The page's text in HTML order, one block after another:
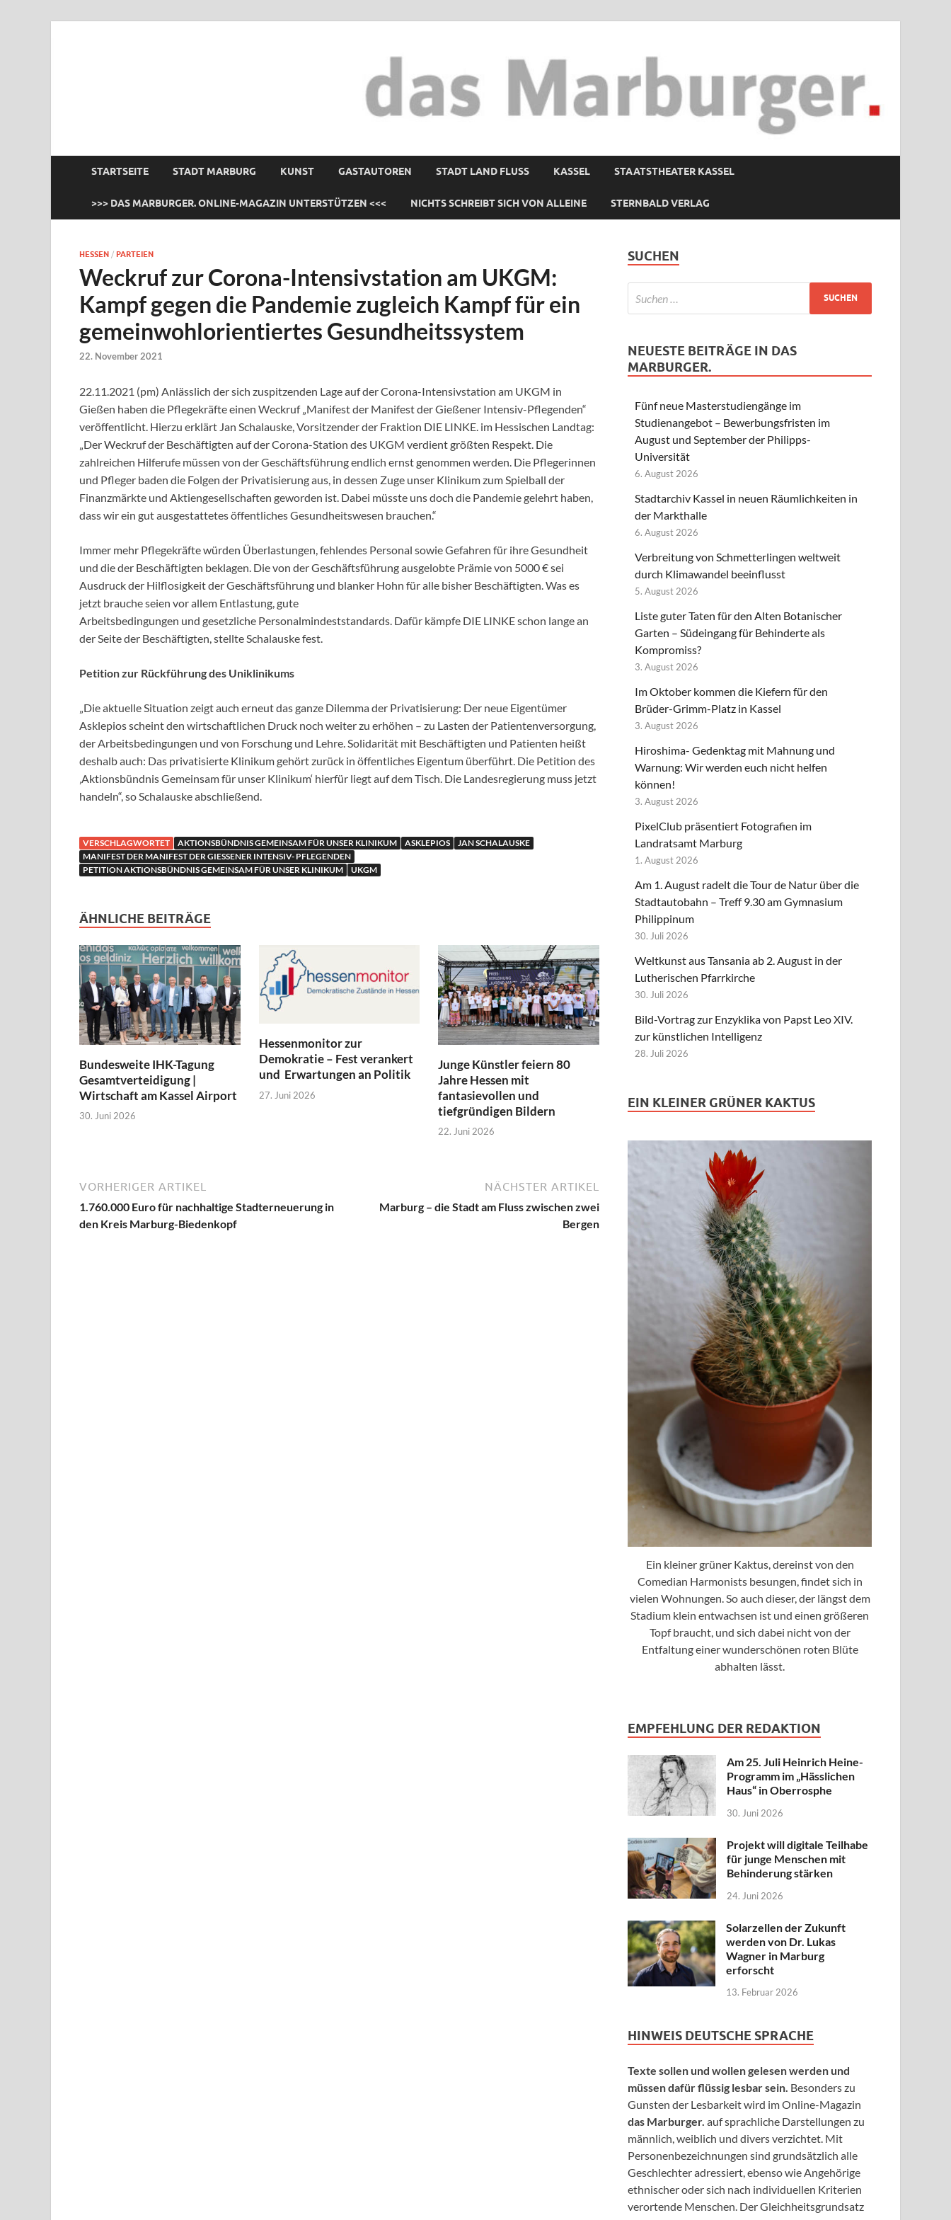
STARTSEITE STADT MARBURG KUNST GASTAUTOREN STADT LAND FLUSS KASSEL STAATSTHEATER KASSEL
>>> DAS MARBURGER. ONLINE-MAGAZIN UNTERSTÜTZEN <<< NICHTS SCHREIBT SICH VON ALLEINE STERNBALD VERLAG
HESSEN / PARTEIEN
Weckruf zur Corona-Intensivstation am UKGM:
Kampf gegen die Pandemie zugleich Kampf für ein
gemeinwohlorientiertes Gesundheitssystem
22. November 2021
22.11.2021 (pm) Anlässlich der sich zuspitzenden Lage auf der Corona-Intensivstation am UKGM in
Gießen haben die Pflegekräfte einen Weckruf „Manifest der Manifest der Gießener Intensiv-Pflegenden“
veröffentlicht. Hierzu erklärt Jan Schalauske, Vorsitzender der Fraktion DIE LINKE. im Hessischen Landtag:
„Der Weckruf der Beschäftigten auf der Corona-Station des UKGM verdient größten Respekt. Die
zahlreichen Hilferufe müssen von der Geschäftsführung endlich ernst genommen werden. Die Pflegerinnen
und Pfleger baden die Folgen der Privatisierung aus, in dessen Zuge unser Klinikum zum Spielball der
Finanzmärkte und Aktiengesellschaften geworden ist. Dabei müsste uns doch die Pandemie gelehrt haben,
dass wir ein gut ausgestattetes öffentlichesGesundheitswesen brauchen.“
Immer mehr Pflegekräftewürden Überlastungen, fehlendes Personal sowieGefahren für ihre Gesundheit
und die der Beschäftigten beklagen. Die von der Geschäftsführung ausgelobte Prämievon 5000 € sei
Ausdruck der Hilflosigkeit der Geschäftsführung und blanker Hohn für alle bisher Beschäftigten. Was es
jetzt brauche seien vor allem Entlastung, gute
Arbeitsbedingungen und gesetzliche Personalmindeststandards. Dafür kämpfe DIE LINKEschon lange an
der Seite der Beschäftigten, stellte Schalauske fest.
Petition zur Rückführung des Uniklinikums
„Die aktuelle Situation zeigt auch erneut das ganze Dilemma der Privatisierung: Der neue Eigentümer
Asklepios scheint den wirtschaftlichen Druck noch weiter zu erhöhen – zu Lasten der Patientenversorgung,
der Arbeitsbedingungen und von Forschung und Lehre. Solidarität mit Beschäftigten und Patienten heißt
deshalb auch: Das privatisierte Klinikum gehört zurück in öffentliches Eigentum überführt. Die Petition des
‚Aktionsbündnis Gemeinsam für unser Klinikum‘ hierfür liegt auf dem Tisch. Die Landesregierung muss jetzt
handeln“, soSchalauske abschließend.
VERSCHLAGWORTET AKTIONSBÜNDNIS GEMEINSAM FÜR UNSER KLINIKUM ASKLEPIOS
JAN SCHALAUSKE
MANIFEST DER MANIFEST DER GIESSENER INTENSIV- PFLEGENDEN
PETITION AKTIONSBÜNDNIS GEMEINSAM FÜR UNSER KLINIKUM
UKGM
ÄHNLICHE BEITRÄGE
Bundesweite IHK-Tagung
Gesamtverteidigung |
Wirtschaft am Kassel Airport
30. Juni 2026
Hessenmonitor zur
Demokratie – Fest verankert
und Erwartungen an Politik
27. Juni 2026
Junge Künstler feiern 80
Jahre Hessen mit
fantasievollen und
tiefgründigen Bildern
22. Juni 2026
VORHERIGER ARTIKEL
1.760.000 Euro für nachhaltige Stadterneuerung in
den Kreis Marburg-Biedenkopf
NÄCHSTER ARTIKEL
Marburg – die Stadt am Fluss zwischen zwei
Bergen
SUCHEN
NEUESTE BEITRÄGE IN DAS
MARBURGER.
Fünf neue Masterstudiengänge im
Studienangebot – Bewerbungsfristen im
August und September der Philipps-
Universität
6. August 2026
Stadtarchiv Kassel in neuen Räumlichkeiten in
der Markthalle
6. August 2026
Verbreitung von Schmetterlingen weltweit
durch Klimawandel beeinflusst
5. August 2026
Liste guter Taten für den Alten Botanischer
Garten – Südeingang für Behinderte als
Kompromiss?
3. August 2026
Im Oktober kommen die Kiefern für den
Brüder-Grimm-Platz in Kassel
3. August 2026
Hiroshima- Gedenktag mit Mahnung und
Warnung: Wir werden euch nicht helfen
können!
3. August 2026
PixelClub präsentiert Fotografien im
Landratsamt Marburg
1. August 2026
Am 1. August radelt die Tour de Natur über die
Stadtautobahn – Treff 9.30 am Gymnasium
Philippinum
30. Juli 2026
Weltkunst aus Tansania ab 2. August in der
Lutherischen Pfarrkirche
30. Juli 2026
Bild-Vortrag zur Enzyklika von Papst Leo XIV.
zur künstlichen Intelligenz
28. Juli 2026
EIN KLEINER GRÜNER KAKTUS
Ein kleiner grüner Kaktus, dereinst von den
Comedian Harmonists besungen, findet sich in
vielen Wohnungen. So auch dieser, der längst dem
Stadium klein entwachsen ist und einen größeren
Topf braucht, und sich dabei nicht von der
Entfaltung einer wunderschönen roten Blüte
abhalten lässt.
EMPFEHLUNG DER REDAKTION
Am 25. Juli Heinrich Heine-
Programm im „Hässlichen
Haus“ in Oberrosphe
30. Juni 2026
Projekt will digitale Teilhabe
für junge Menschen mit
Behinderung stärken
24. Juni 2026
Solarzellen der Zukunft
werden von Dr. Lukas
Wagner in Marburg
erforscht
13. Februar 2026
HINWEIS DEUTSCHE SPRACHE
Texte sollen und wollen gelesen werden und
müssen dafür flüssig lesbar sein. Besonders zu
Gunsten der Lesbarkeit wird im Online-Magazin
das Marburger. auf sprachliche Darstellungen zu
männlich, weiblich und divers verzichtet. Mit
Personenbezeichnungen sind grundsätzlich alle
Geschlechter adressiert, ebenso wie Angehörige
ethnischer oder sich nach individuellen Kriterien
verortende Menschen. Der Gleichheitsgrundsatz